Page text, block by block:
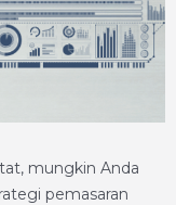
mungkin Anda
pemasaran